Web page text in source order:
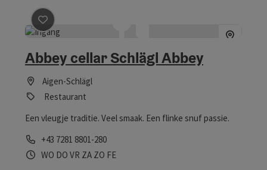
Bijdrage aankruisen : Abbey cellar Schlägl Abbey
Abbey cellar Schlägl Abbey
Aigen-Schlägl
Restaurant
Een vleugje traditie. Veel smaak. Een flinke snuf passie.
Telefoon
+43 7281 8801-280
Openingstijden
WO woensdag geopend
DO donderdag geopend
VR vrijdag geopend
ZA zaterdag geopend
ZO zondag geopend
FEop feestdag geopend